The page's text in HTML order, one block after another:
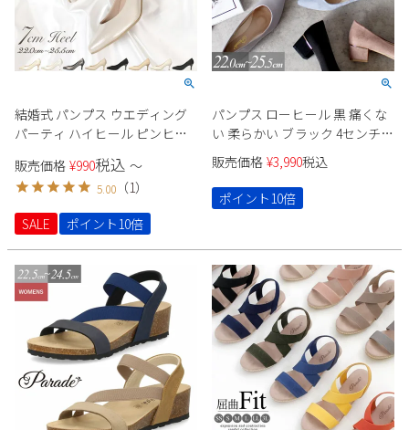
営業日カレンダー
休業日 お問い合わせ窓口休業日
日 月 火 木 金
土
2
13 14
16
17 18
23
24 25 26 27 28
29
30
31
2026 年9月
日 月 火 木 金
土
1
3 4
5
7 8 10 11
12
13
14 15 17 18
19
結婚式 パンプス ウエディング
パーティ ハイヒール ピンヒー
22091 ラメ スエード 生地 極ふ
わっ Parade シンプル きれいめ
セレモニー オケージョン
販売価格 ¥990税込 〜
5.00 （1）
SALE
ポイント10倍
パンプス ローヒール 黒 痛くな
い 柔らかい ブラック 4センチ
スエード 太ヒール チャンキー
ヒール ポインテッドトゥ 飾り
ドークレ 22cm 極ふわっ 21114
Parade カジュアル パーティー
販売価格 ¥3,990税込
ポイント10倍